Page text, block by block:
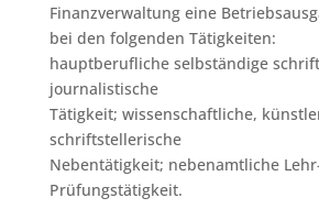
Finanzverwaltung eine
bei den folgenden Tätigkeiten:
hauptberufliche selbständige
journalistische
Tätigkeit; wissenschaftliche,
schriftstellerische
Nebentätigkeit; nebenamtliche
Prüfungstätigkeit.